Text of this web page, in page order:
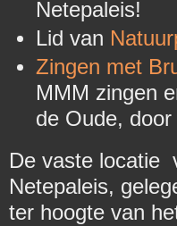
Netepaleis!
Lid van
Zingen met
MMM zingen
de Oude,
De vaste locatie
Netepaleis,
ter hoogte van